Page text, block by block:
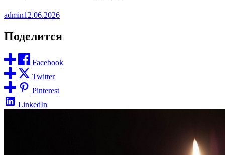
admin12.06.2026
Поделится
Facebook
Twitter
Pinterest
LinkedIn